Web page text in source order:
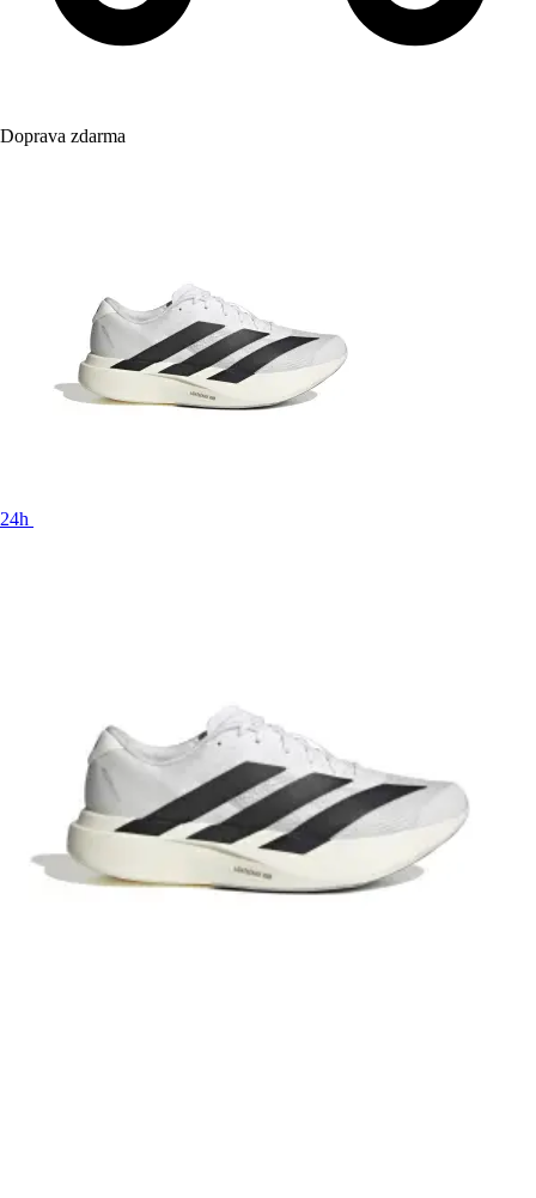
Doprava zdarma
24h